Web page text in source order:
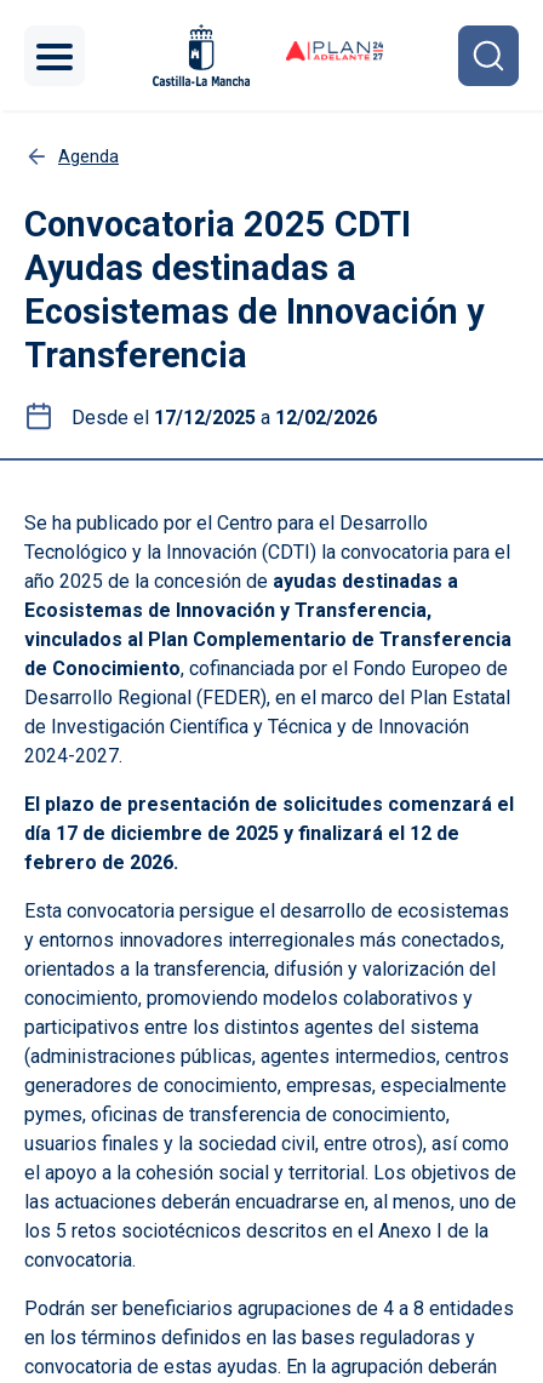
Agenda
Convocatoria 2025 CDTI
Ayudas destinadas a
Ecosistemas de Innovación y
Transferencia
Desde el 17/12/2025 a 12/02/2026
Se ha publicado por el Centro para el Desarrollo
Tecnológico y la Innovación (CDTI) la convocatoria para el
año 2025 de la concesión de ayudas destinadas a
Ecosistemas de Innovación y Transferencia,
vinculados al Plan Complementario de Transferencia
de Conocimiento, cofinanciada por el Fondo Europeo de
Desarrollo Regional (FEDER), en el marco del Plan Estatal
de Investigación Científica y Técnica y de Innovación
2024-2027.
El plazo de presentación de solicitudes comenzará el
día 17 de diciembre de 2025 y finalizará el 12 de
febrero de 2026.
Esta convocatoria persigue el desarrollo de ecosistemas
y entornos innovadores interregionales más conectados,
orientados a la transferencia, difusión y valorización del
conocimiento, promoviendo modelos colaborativos y
participativos entre los distintos agentes del sistema
(administraciones públicas, agentes intermedios, centros
generadores de conocimiento, empresas, especialmente
pymes, oficinas de transferencia de conocimiento,
usuarios finales y la sociedad civil, entre otros), así como
el apoyo a la cohesión social y territorial. Los objetivos de
las actuaciones deberán encuadrarse en, al menos, uno de
los 5 retos sociotécnicos descritos en el Anexo I de la
convocatoria.
Podrán ser beneficiarios agrupaciones de 4 a 8 entidades
en los términos definidos en las bases reguladoras y
convocatoria de estas ayudas. En la agrupación deberán